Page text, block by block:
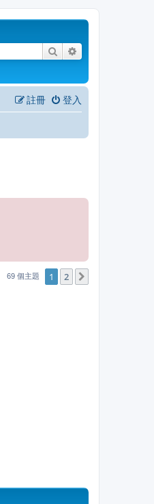
搜尋
登入
註冊
69 個主題 1 2